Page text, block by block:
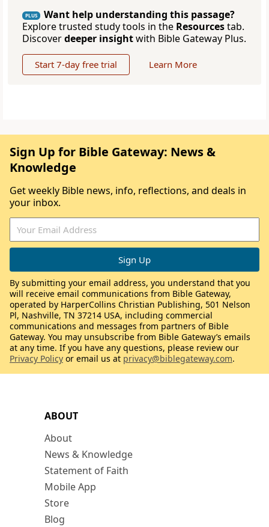
PLUS
Want help understanding this passage?
Explore trusted study tools in the Resourcestab.
Discoverdeeper insightwith Bible Gateway Plus.
Start 7-day free trial Learn More
ABOUT
About
News & Knowledge
Statement of Faith
Mobile App
Store
Blog
Sign Up for Bible Gateway: News &
Knowledge
Get weekly Bible news, info, reflections, and deals in
your inbox.
By submitting your email address, you understand that you
will receive email communications from Bible Gateway,
operated by HarperCollins Christian Publishing, 501 Nelson
Pl, Nashville, TN 37214 USA, including commercial
communications and messages from partners of Bible
Gateway. You may unsubscribe from Bible Gateway’s emails
at any time. If you have any questions, please review our
Privacy Policy or email us at privacy@biblegateway.com.